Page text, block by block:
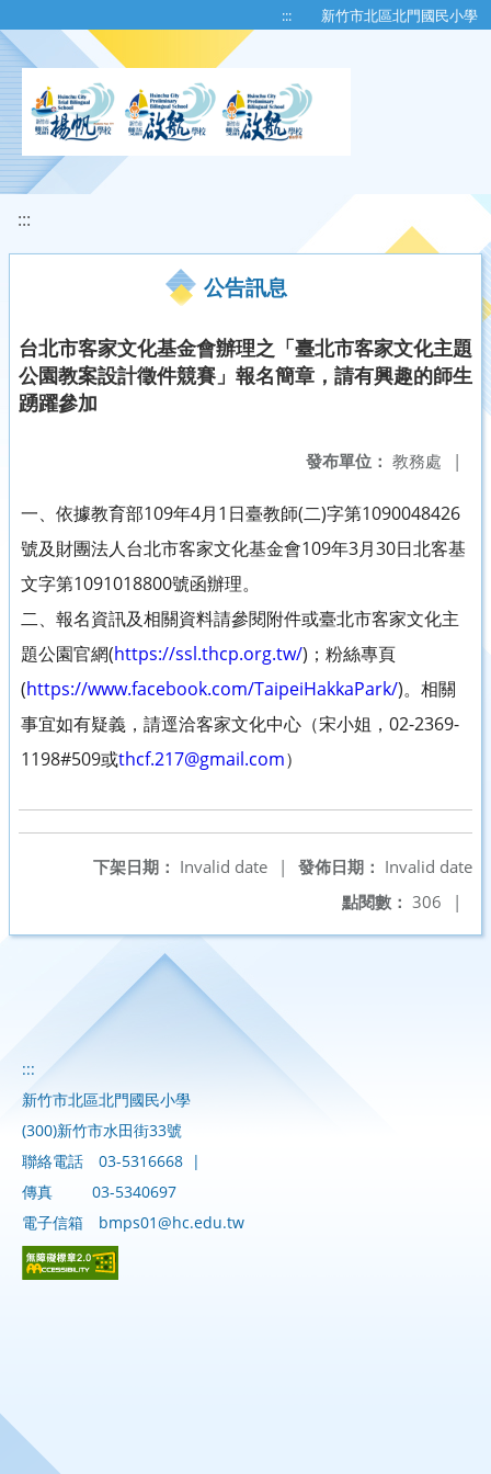
::: 新竹市北區北門國民小學
:::
公告訊息
台北市客家文化基金會辦理之「臺北市客家文化主題
公園教案設計徵件競賽」報名簡章，請有興趣的師生
踴躍參加
發布單位： 教務處 |
一、依據教育部109年4月1日臺教師(二)字第1090048426
號及財團法人台北市客家文化基金會109年3月30日北客基
文字第1091018800號函辦理。
二、報名資訊及相關資料請參閱附件或臺北市客家文化主
題公園官網(https://ssl.thcp.org.tw/)；粉絲專頁
(https://www.facebook.com/TaipeiHakkaPark/)。相關
事宜如有疑義，請逕洽客家文化中心（宋小姐，02-2369-
1198#509或thcf.217@gmail.com）
發佈日期： Invalid date
下架日期： Invalid date
|
點閱數： 306 |
:::
新竹市北區北門國民小學
(300)新竹市水田街33號
聯絡電話
03-5316668 |
傳真
03-5340697
電子信箱
bmps01@hc.edu.tw